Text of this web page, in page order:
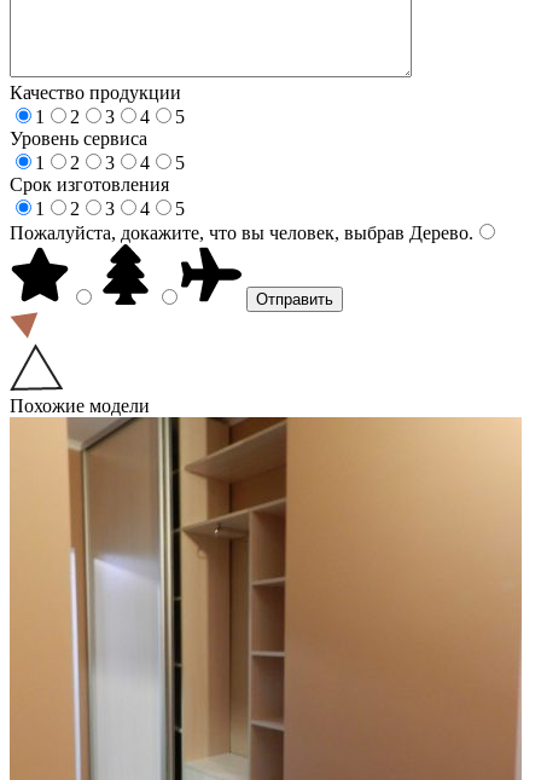
Качество продукции
1
2 3 4
5
Уровень сервиса
1
2 3 4
5
Срок изготовления
1
2 3 4
5
Пожалуйста, докажите, что вы человек, выбрав Дерево.
Похожие модели